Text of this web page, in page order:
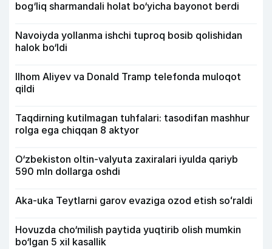
bog‘liq sharmandali holat bo‘yicha bayonot berdi
Navoiyda yollanma ishchi tuproq bosib qolishidan
halok bo‘ldi
Ilhom Aliyev va Donald Tramp telefonda muloqot
qildi
Taqdirning kutilmagan tuhfalari: tasodifan mashhur
rolga ega chiqqan 8 aktyor
O‘zbekiston oltin-valyuta zaxiralari iyulda qariyb
590 mln dollarga oshdi
Aka-uka Teytlarni garov evaziga ozod etish soʻraldi
Hovuzda cho‘milish paytida yuqtirib olish mumkin
bo‘lgan 5 xil kasallik